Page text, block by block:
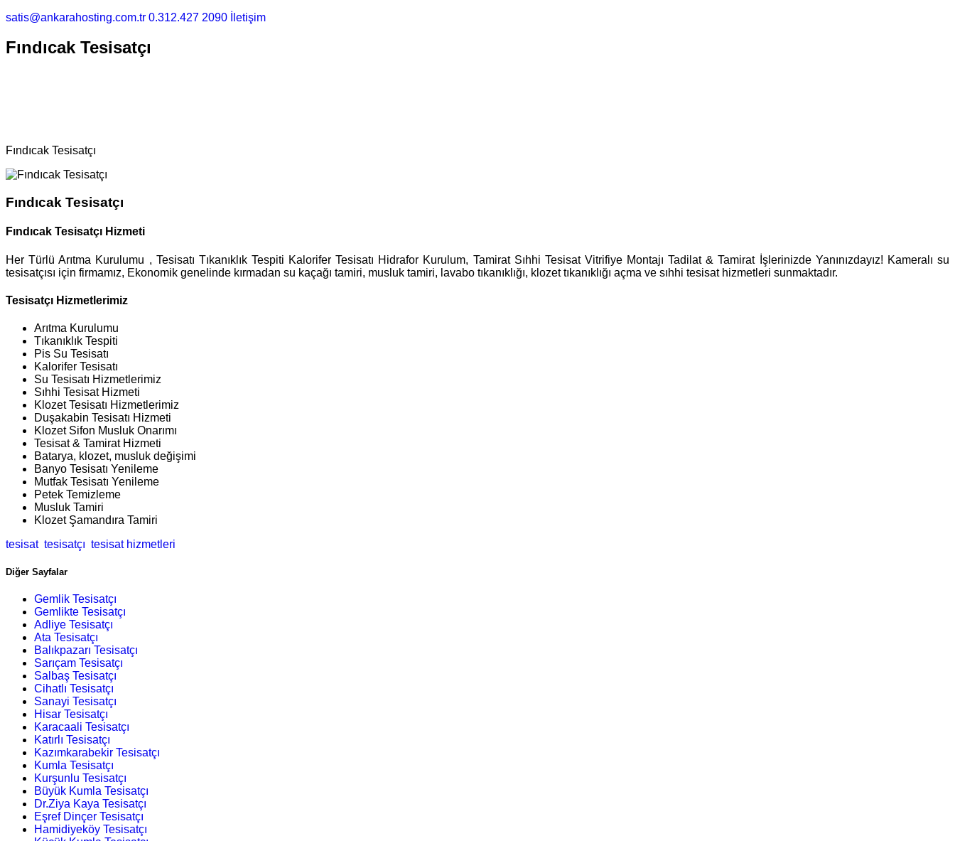
satis@ankarahosting.com.tr 0.312.427 2090 İletişim
Fındıcak Tesisatçı
Fındıcak Tesisatçı
Fındıcak Tesisatçı
Fındıcak Tesisatçı Hizmeti
Her Türlü Arıtma Kurulumu , Tesisatı Tıkanıklık Tespiti Kalorifer Tesisatı Hidrafor Kurulum, Tamirat Sıhhi Tesisat Vitrifiye Montajı Tadilat & Tamirat İşlerinizde Yanınızdayız! Kameralı su
tesisatçısı için firmamız, Ekonomik genelinde kırmadan su kaçağı tamiri, musluk tamiri, lavabo tıkanıklığı, klozet tıkanıklığı açma ve sıhhi tesisat hizmetleri sunmaktadır.
Tesisatçı Hizmetlerimiz
Arıtma Kurulumu
Tıkanıklık Tespiti
Pis Su Tesisatı
Kalorifer Tesisatı
Su Tesisatı Hizmetlerimiz
Sıhhi Tesisat Hizmeti
Klozet Tesisatı Hizmetlerimiz
Duşakabin Tesisatı Hizmeti
Klozet Sifon Musluk Onarımı
Tesisat & Tamirat Hizmeti
Batarya, klozet, musluk değişimi
Banyo Tesisatı Yenileme
Mutfak Tesisatı Yenileme
Petek Temizleme
Musluk Tamiri
Klozet Şamandıra Tamiri
tesisat tesisatçı tesisat hizmetleri
Diğer Sayfalar
Gemlik Tesisatçı
Gemlikte Tesisatçı
Adliye Tesisatçı
Ata Tesisatçı
Balıkpazarı Tesisatçı
Sarıçam Tesisatçı
Salbaş Tesisatçı
Cihatlı Tesisatçı
Sanayi Tesisatçı
Hisar Tesisatçı
Karacaali Tesisatçı
Katırlı Tesisatçı
Kazımkarabekir Tesisatçı
Kumla Tesisatçı
Kurşunlu Tesisatçı
Büyük Kumla Tesisatçı
Dr.Ziya Kaya Tesisatçı
Eşref Dinçer Tesisatçı
Hamidiyeköy Tesisatçı